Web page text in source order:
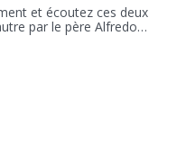
et écoutez ces deux
par le père Alfredo…